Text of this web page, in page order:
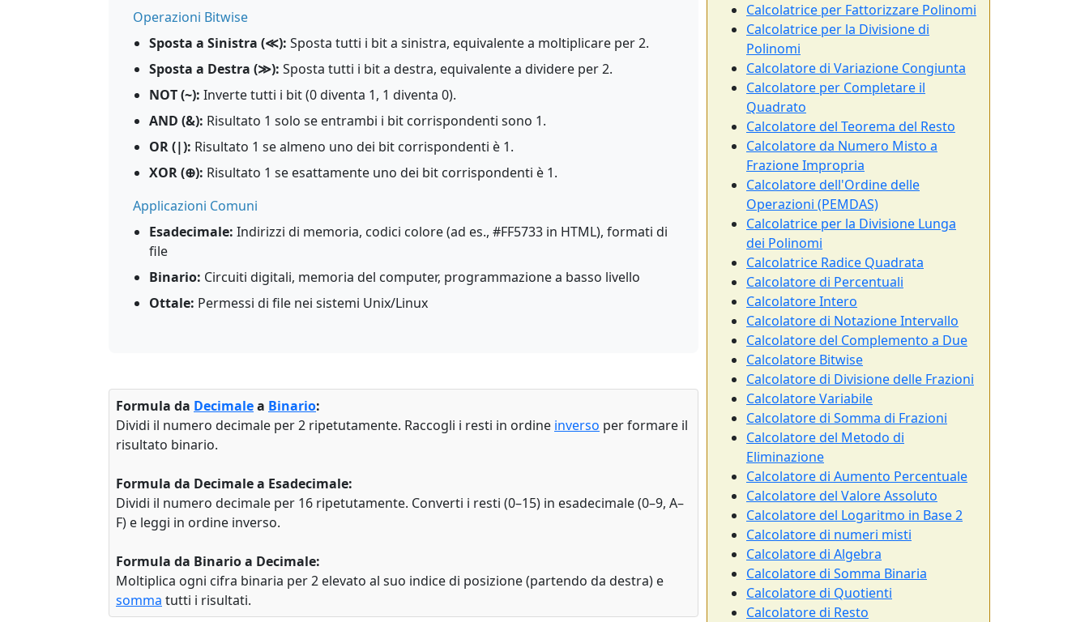
Operazioni Bitwise
Sposta a Sinistra (≪): Sposta tutti i bit a sinistra, equivalente a moltiplicare per 2.
Sposta a Destra (≫): Sposta tutti i bit a destra, equivalente a dividere per 2.
NOT (~): Inverte tutti i bit (0 diventa 1, 1 diventa 0).
AND (&): Risultato 1 solo se entrambi i bit corrispondenti sono 1.
OR (|): Risultato 1 se almeno uno dei bit corrispondenti è 1.
XOR (⊕): Risultato 1 se esattamente uno dei bit corrispondenti è 1.
Applicazioni Comuni
Esadecimale: Indirizzi di memoria, codici colore (ad es., #FF5733 in HTML), formati di
file
Binario: Circuiti digitali, memoria del computer, programmazione a basso livello
Ottale: Permessi di file nei sistemi Unix/Linux
Formula da Decimalea Binario:
Dividi il numero decimale per 2 ripetutamente. Raccogli i resti in ordine inverso per formare il
risultato binario.
Formula da Decimale a Esadecimale:
Dividi il numero decimale per 16 ripetutamente. Converti i resti (0–15) in esadecimale (0–9, A–
F) e leggi in ordine inverso.
Formula da Binario a Decimale:
Moltiplica ogni cifra binaria per 2 elevato al suo indice di posizione (partendo da destra) e
somma tutti i risultati.
Calcolatrice per Fattorizzare Polinomi
Calcolatrice per la Divisione di
Polinomi
Calcolatore di Variazione Congiunta
Calcolatore per Completare il
Quadrato
Calcolatore del Teorema del Resto
Calcolatore da Numero Misto a
Frazione Impropria
Calcolatore dell'Ordine delle
Operazioni (PEMDAS)
Calcolatrice per la Divisione Lunga
dei Polinomi
Calcolatrice Radice Quadrata
Calcolatore di Percentuali
Calcolatore Intero
Calcolatore di Notazione Intervallo
Calcolatore del Complemento a Due
Calcolatore Bitwise
Calcolatore di Divisione delle Frazioni
Calcolatore Variabile
Calcolatore di Somma di Frazioni
Calcolatore del Metodo di
Eliminazione
Calcolatore di Aumento Percentuale
Calcolatore del Valore Assoluto
Calcolatore del Logaritmo in Base 2
Calcolatore di numeri misti
Calcolatore di Algebra
Calcolatore di Somma Binaria
Calcolatore di Quotienti
Calcolatore di Resto